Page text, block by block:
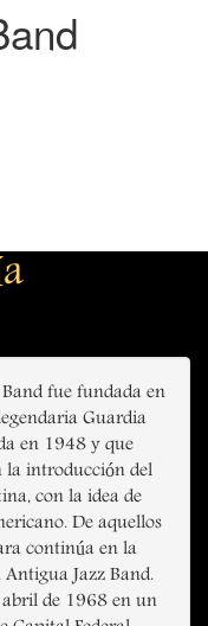
fue fundada en
Guardia
en 1948 y que
introducción del
con la idea de
De aquellos
continúa en la
Jazz Band.
de 1968 en un